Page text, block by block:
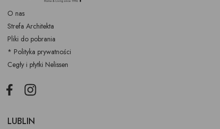
O nas
Strefa Architekta
Pliki do pobrania
* Polityka prywatności
Cegły i płytki Nelissen
FacebookInstagram
LUBLIN